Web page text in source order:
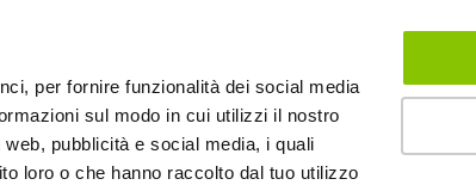
per fornire funzionalità dei social media
sul modo in cui utilizzi il nostro
pubblicità e social media, i quali
loro o che hanno raccolto dal tuo utilizzo
ACCEDI